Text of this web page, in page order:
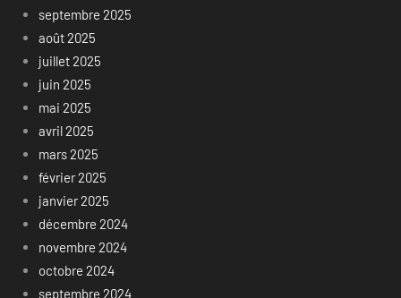
septembre 2025
août 2025
juillet 2025
juin 2025
mai 2025
avril 2025
mars 2025
février 2025
janvier 2025
décembre 2024
novembre 2024
octobre 2024
septembre 2024